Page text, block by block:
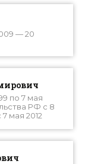
— 20
по 7 мая
РФ с 8
мая 2012